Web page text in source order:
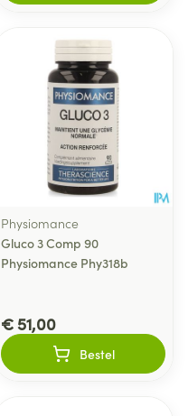
Physiomance
Gluco 3 Comp 90
Physiomance Phy318b
€ 51,00
Bestel